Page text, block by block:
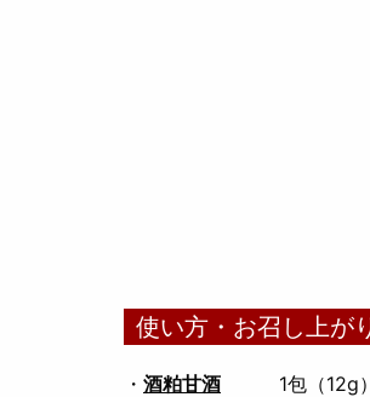
使い方・お召し上が
・ 酒粕甘酒 1包（12g）を